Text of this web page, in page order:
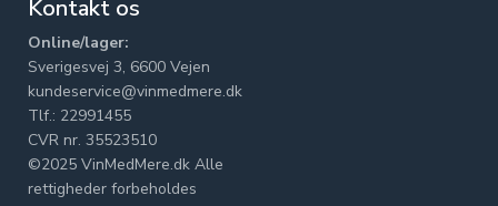
Kontakt os
Online/lager:
Sverigesvej 3, 6600 Vejen
kundeservice@vinmedmere.dk
Tlf.: 22991455
CVR nr. 35523510
©2025 VinMedMere.dk Alle
rettigheder forbeholdes